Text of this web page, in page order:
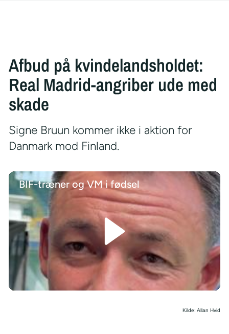
Afbud på kvindelandsholdet:
Real Madrid-angriber ude med
skade
Signe Bruun kommer ikke i aktion for
Danmark mod Finland.
BIF-træner og VM i fødsel
Kilde: Allan Hvid